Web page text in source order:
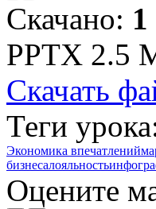
Скачано: 1
PPTX 2.5
Скачать
Теги
Экономика впечатлений
бизнесалояльность
Оцените